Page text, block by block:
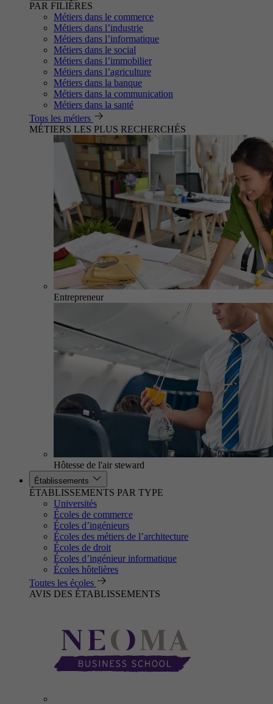
PAR FILIÈRES
Métiers dans le commerce
Métiers dans l’industrie
Métiers dans l’informatique
Métiers dans le social
Métiers dans l’immobilier
Métiers dans l’agriculture
Métiers dans la banque
Métiers dans la communication
Métiers dans la santé
Tous les métiers
MÉTIERS LES PLUS RECHERCHÉS
Entrepreneur
Hôtesse de l'air steward
Établissements
ÉTABLISSEMENTS PAR TYPE
Universités
Écoles de commerce
Écoles d’ingénieurs
Écoles des métiers de l’architecture
Écoles de droit
Écoles d’ingénieur informatique
Écoles hôtelières
Toutes les écoles
AVIS DES ÉTABLISSEMENTS